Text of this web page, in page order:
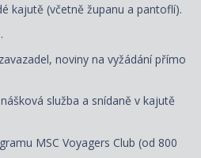
kajutě (včetně županu a pantoflí).
noviny na vyžádání přímo
služba a snídaně v kajutě
MSC Voyagers Club (od 800